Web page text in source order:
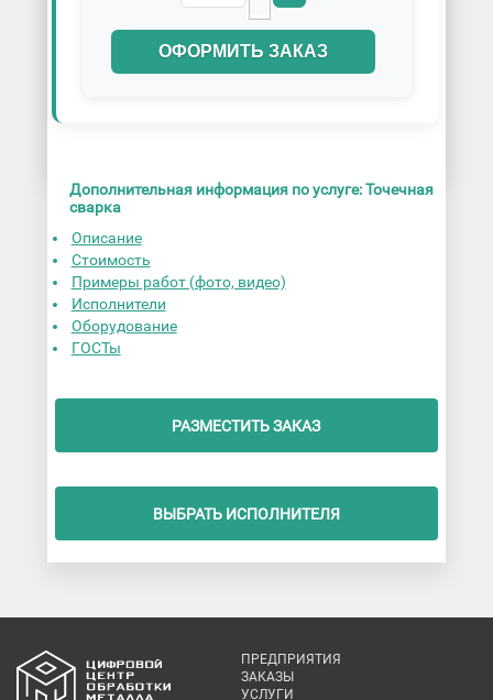
ОФОРМИТЬ ЗАКАЗ
Дополнительная информация по услуге: Точечная
сварка
Описание
Стоимость
Примеры работ (фото, видео)
Исполнители
Оборудование
ГОСТы
РАЗМЕСТИТЬ ЗАКАЗ
ВЫБРАТЬ ИСПОЛНИТЕЛЯ
ПРЕДПРИЯТИЯ
ЗАКАЗЫ
УСЛУГИ